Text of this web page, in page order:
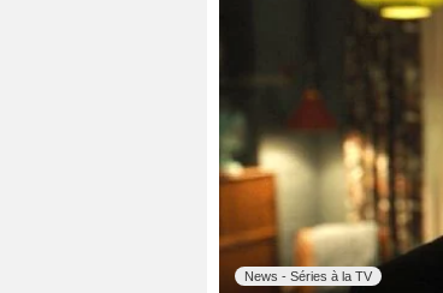
News - Séries à la TV